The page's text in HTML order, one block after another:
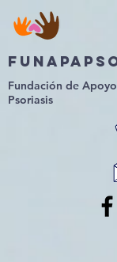
Fundación de
Psoriasis